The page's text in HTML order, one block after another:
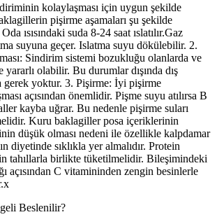
kolaylaşması için uygun şekilde
pişirme aşamaları şu şekilde
ısısındaki suda 8-24 saat ıslatılır.Gaz
suyuna geçer. Islatma suyu dökülebilir. 2.
Sindirim sistemi bozukluğu olanlarda ve
yararlı olabilir. Bu durumlar dışında dış
gerek yoktur. 3. Pişirme: İyi pişirme
açısından önemlidir. Pişme suyu atılırsa B
kayba uğrar. Bu nedenle pişirme suları
Kuru baklagiller posa içeriklerinin
düşük olması nedeni ile özellikle kalpdamar
diyetinde sıklıkla yer almalıdır. Protein
tahıllarla birlikte tüketilmelidir. Bileşimindeki
açısından C vitamininden zengin besinlerle
Beslenilir?